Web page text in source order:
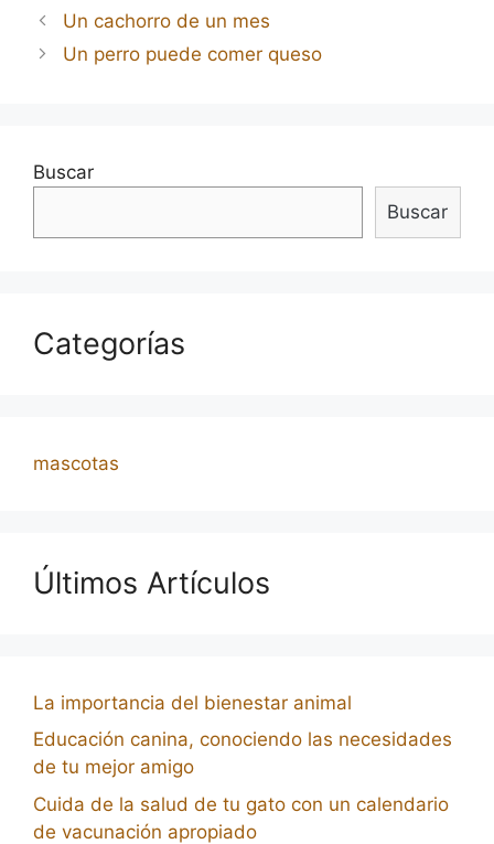
Navegación
de
entradas
Un cachorro de un mes
Un perro puede comer queso
Buscar
Buscar
Categorías
mascotas
Últimos Artículos
La importancia del bienestar animal
Educación canina, conociendo las necesidades
de tu mejor amigo
Cuida de la salud de tu gato con un calendario
de vacunación apropiado